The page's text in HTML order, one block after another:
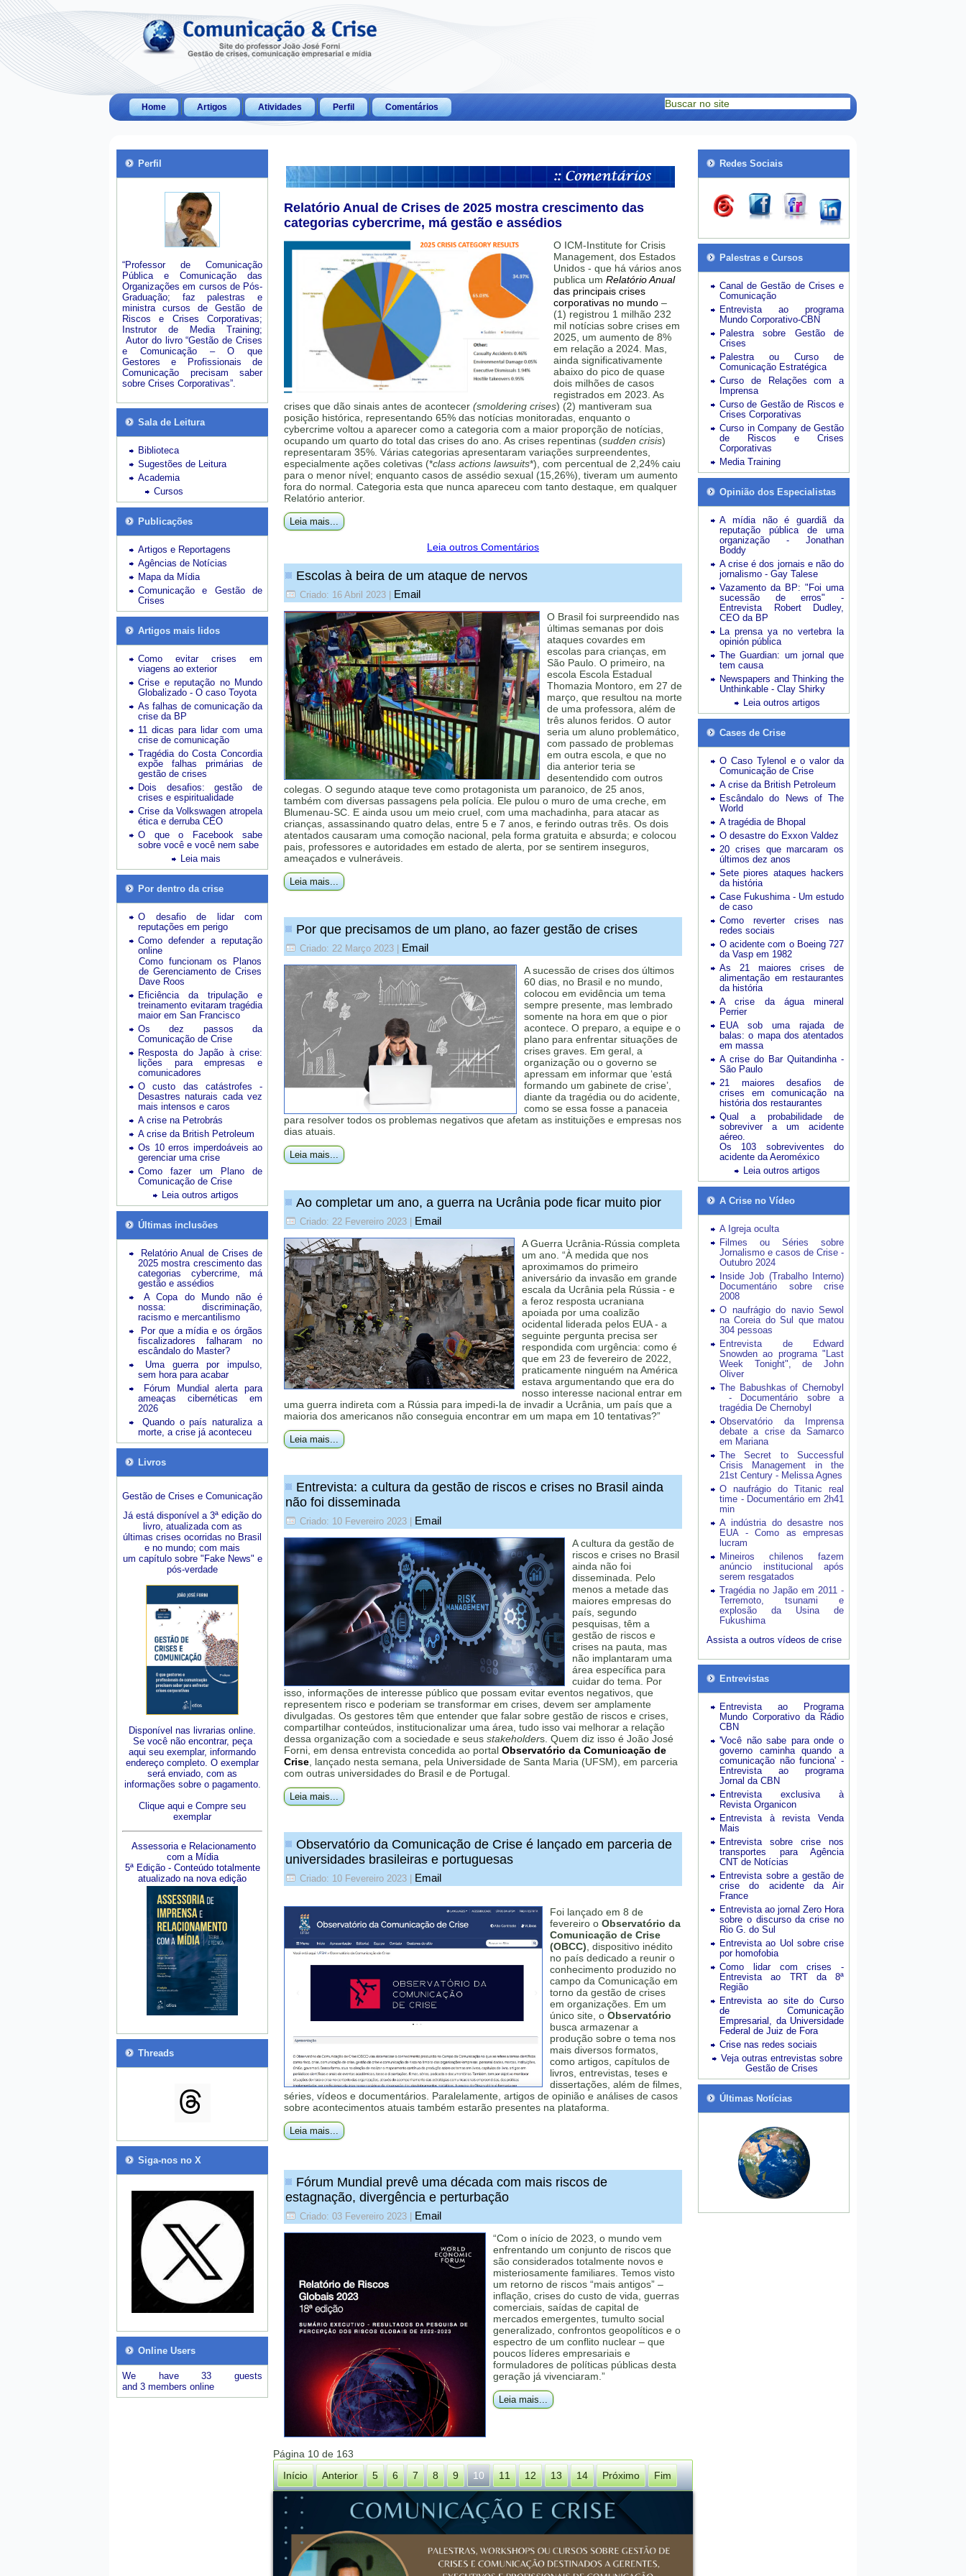
Home Artigos Atividades Perfil Comentários
Perfil
“Professor de Comunicação
Pública e Comunicação das
Organizações em cursos de Pós-
Graduação; faz palestras e
ministra cursos de Gestão de
Riscos e Crises Corporativas;
Instrutor de Media Training;
Autor do livro “Gestão de Crises
e Comunicação – O que
Gestores e Profissionais de
Comunicação precisam saber
sobre Crises Corporativas”.
Sala de Leitura
Biblioteca
Sugestões de Leitura
Academia
Cursos
Publicações
Artigos e Reportagens
Agências de Notícias
Mapa da Mídia
Comunicação e Gestão de
Crises
Artigos mais lidos
Como evitar crises em
viagens ao exterior
Crise e reputação no Mundo
Globalizado - O caso Toyota
As falhas de comunicação da
crise da BP
11 dicas para lidar com uma
crise de comunicação
Tragédia do Costa Concordia
expõe falhas primárias de
gestão de crises
Dois desafios: gestão de
crises e espiritualidade
Crise da Volkswagen atropela
ética e derruba CEO
O que o Facebook sabe
sobre você e você nem sabe
Leia mais
Por dentro da crise
O desafio de lidar com
reputações em perigo
Como defender a reputação
online
Como funcionam os Planos
de Gerenciamento de Crises
Dave Roos
Eficiência da tripulação e
treinamento evitaram tragédia
maior em San Francisco
Os dez passos da
Comunicação de Crise
Resposta do Japão à crise:
lições para empresas e
comunicadores
O custo das catástrofes -
Desastres naturais cada vez
mais intensos e caros
A crise na Petrobrás
A crise da British Petroleum
Os 10 erros imperdoáveis ao
gerenciar uma crise
Como fazer um Plano de
Comunicação de Crise
Leia outros artigos
Últimas inclusões
Relatório Anual de Crises de
2025 mostra crescimento das
categorias cybercrime, má
gestão e assédios
A Copa do Mundo não é
nossa: discriminação,
racismo e mercantilismo
Por que a mídia e os órgãos
fiscalizadores falharam no
escândalo do Master?
Uma guerra por impulso,
sem hora para acabar
Fórum Mundial alerta para
ameaças cibernéticas em
2026
Quando o país naturaliza a
morte, a crise já aconteceu
Livros
Gestão de Crises e Comunicação
Já está disponível a 3ª edição do
livro, atualizada com as
últimas crises ocorridas no Brasil
e no mundo; com mais
um capítulo sobre "Fake News" e
pós-verdade
Disponível nas livrarias online.
Se você não encontrar, peça
aqui seu exemplar, informando
endereço completo. O exemplar
será enviado, com as
informações sobre o pagamento.
Clique aqui e Compre seu
exemplar
Assessoria e Relacionamento
com a Mídia
5ª Edição - Conteúdo totalmente
atualizado na nova edição
Threads
Siga-nos no X
Online Users
We have 33 guests
and 3 members online
Relatório Anual de Crises de 2025 mostra crescimento das
categorias cybercrime, má gestão e assédios
O ICM-Institute for Crisis
Management, dos Estados
Unidos - que há vários anos
publica um Relatório Anual
das principais crises
corporativas no mundo –
(1) registrou 1 milhão 232
mil notícias sobre crises em
2025, um aumento de 8%
em relação a 2024. Mas,
ainda significativamente
abaixo do pico de quase
dois milhões de casos
registrados em 2023. As
crises que dão sinais antes de acontecer (smoldering crises) (2) mantiveram sua
posição histórica, representando 65% das notícias monitoradas, enquanto o
cybercrime voltou a aparecer como a categoria com a maior proporção de notícias,
ocupando um quarto do total das crises do ano. As crises repentinas (sudden crisis)
representaram 35%. Várias categorias apresentaram variações surpreendentes,
especialmente ações coletivas (*class actions lawsuits*), com percentual de 2,24% caiu
para o menor nível; enquanto casos de assédio sexual (15,26%), tiveram um aumento
fora do normal. Categoria esta que nunca apareceu com tanto destaque, em qualquer
Relatório anterior.
Leia mais...
Leia outros Comentários
Escolas à beira de um ataque de nervos
Criado: 16 Abril 2023 Email
O Brasil foi surpreendido nas
últimas semanas por dois
ataques covardes em
escolas para crianças, em
São Paulo. O primeiro, na
escola Escola Estadual
Thomazia Montoro, em 27 de
março, que resultou na morte
de uma professora, além de
três alunos feridos. O autor
seria um aluno problemático,
com passado de problemas
em outra escola, e que no
dia anterior teria se
desentendido com outros
colegas. O segundo ataque teve como protagonista um paranoico, de 25 anos,
também com diversas passagens pela polícia. Ele pulou o muro de uma creche, em
Blumenau-SC. E ainda usou um meio cruel, com uma machadinha, para atacar as
crianças, assassinando quatro delas, entre 5 e 7 anos, e ferindo outras três. Os dois
atentados causaram uma comoção nacional, pela forma gratuita e absurda; e colocou
pais, professores e autoridades em estado de alerta, por se sentirem inseguros,
ameaçados e vulneráveis.
Leia mais...
Por que precisamos de um plano, ao fazer gestão de crises
Criado: 22 Março 2023 Email
A sucessão de crises dos últimos
60 dias, no Brasil e no mundo,
colocou em evidência um tema
sempre presente, mas lembrado
somente na hora em que o pior
acontece. O preparo, a equipe e o
plano para enfrentar situações de
crises graves. Em geral, a
organização ou o governo se
apressam em informar que ‘está
formando um gabinete de crise’,
diante da tragédia ou do acidente,
como se essa fosse a panaceia
para resolver todos os problemas negativos que afetam as instituições e empresas nos
dias atuais.
Leia mais...
Ao completar um ano, a guerra na Ucrânia pode ficar muito pior
Criado: 22 Fevereiro 2023 Email
A Guerra Ucrânia-Rússia completa
um ano. “À medida que nos
aproximamos do primeiro
aniversário da invasão em grande
escala da Ucrânia pela Rússia - e
a feroz resposta ucraniana
apoiada por uma coalizão
ocidental liderada pelos EUA - a
seguinte pergunta precisa ser
respondida com urgência: como é
que em 23 de fevereiro de 2022,
praticamente ninguém na América
estava argumentando que era do
nosso interesse nacional entrar em
uma guerra indireta com a Rússia para impedi-la de invadir a Ucrânia, um país que a
maioria dos americanos não conseguia encontrar em um mapa em 10 tentativas?”
Leia mais...
Entrevista: a cultura da gestão de riscos e crises no Brasil ainda
não foi disseminada
Criado: 10 Fevereiro 2023 Email
A cultura da gestão de
riscos e crises no Brasil
ainda não foi
disseminada. Pelo
menos a metade das
maiores empresas do
país, segundo
pesquisas, têm a
gestão de riscos e
crises na pauta, mas
não implantaram uma
área específica para
cuidar do tema. Por
isso, informações de interesse público que possam evitar eventos negativos, que
representem risco e poderiam se transformar em crises, devem ser amplamente
divulgadas. Os gestores têm que entender que falar sobre gestão de riscos e crises,
compartilhar conteúdos, institucionalizar uma área, tudo isso vai melhorar a relação
dessa organização com a sociedade e seus stakeholders. Quem diz isso é João José
Forni, em densa entrevista concedida ao portal Observatório da Comunicação de
Crise , lançado nesta semana, pela Universidade de Santa Maria (UFSM), em parceria
com outras universidades do Brasil e de Portugal.
Leia mais...
Observatório da Comunicação de Crise é lançado em parceria de
universidades brasileiras e portuguesas
Criado: 10 Fevereiro 2023 Email
Foi lançado em 8 de
fevereiro o Observatório da
Comunicação de Crise
(OBCC) , dispositivo inédito
no país dedicado a reunir o
conhecimento produzido no
campo da Comunicação em
torno da gestão de crises
em organizações. Em um
único site, o Observatório
busca armazenar a
produção sobre o tema nos
mais diversos formatos,
como artigos, capítulos de
livros, entrevistas, teses e
dissertações, além de filmes,
séries, vídeos e documentários. Paralelamente, artigos de opinião e análises de casos
sobre acontecimentos atuais também estarão presentes na plataforma.
Leia mais...
Fórum Mundial prevê uma década com mais riscos de
estagnação, divergência e perturbação
Criado: 03 Fevereiro 2023 Email
“Com o início de 2023, o mundo vem
enfrentando um conjunto de riscos que
são considerados totalmente novos e
misteriosamente familiares. Temos visto
um retorno de riscos “mais antigos” –
inflação, crises do custo de vida, guerras
comerciais, saídas de capital de
mercados emergentes, tumulto social
generalizado, confrontos geopolíticos e o
espectro de um conflito nuclear – que
poucos líderes empresariais e
formuladores de políticas públicas desta
geração já vivenciaram.”
Leia mais...
Página 10 de 163
Início
Anterior 5 6 7 8 9 10 11 12 13 14 Próximo Fim
Redes Sociais
Palestras e Cursos
Canal de Gestão de Crises e
Comunicação
Entrevista ao programa
Mundo Corporativo-CBN
Palestra sobre Gestão de
Crises
Palestra ou Curso de
Comunicação Estratégica
Curso de Relações com a
Imprensa
Curso de Gestão de Riscos e
Crises Corporativas
Curso in Company de Gestão
de Riscos e Crises
Corporativas
Media Training
Opinião dos Especialistas
A mídia não é guardiã da
reputação pública de uma
organização - Jonathan
Boddy
A crise é dos jornais e não do
jornalismo - Gay Talese
Vazamento da BP: "Foi uma
sucessão de erros" -
Entrevista Robert Dudley,
CEO da BP
La prensa ya no vertebra la
opinión pública
The Guardian: um jornal que
tem causa
Newspapers and Thinking the
Unthinkable - Clay Shirky
Leia outros artigos
Cases de Crise
O Caso Tylenol e o valor da
Comunicação de Crise
A crise da British Petroleum
Escândalo do News of The
World
A tragédia de Bhopal
O desastre do Exxon Valdez
20 crises que marcaram os
últimos dez anos
Sete piores ataques hackers
da história
Case Fukushima - Um estudo
de caso
Como reverter crises nas
redes sociais
O acidente com o Boeing 727
da Vasp em 1982
As 21 maiores crises de
alimentação em restaurantes
da história
A crise da água mineral
Perrier
EUA sob uma rajada de
balas: o mapa dos atentados
em massa
A crise do Bar Quitandinha -
São Paulo
21 maiores desafios de
crises em comunicação na
história dos restaurantes
Qual a probabilidade de
sobreviver a um acidente
aéreo.
Os 103 sobreviventes do
acidente da Aeroméxico
Leia outros artigos
A Crise no Vídeo
A Igreja oculta
Filmes ou Séries sobre
Jornalismo e casos de Crise -
Outubro 2024
Inside Job (Trabalho Interno)
Documentário sobre crise
2008
O naufrágio do navio Sewol
na Coreia do Sul que matou
304 pessoas
Entrevista de Edward
Snowden ao programa "Last
Week Tonight", de John
Oliver
The Babushkas of Chernobyl
- Documentário sobre a
tragédia De Chernobyl
Observatório da Imprensa
debate a crise da Samarco
em Mariana
The Secret to Successful
Crisis Management in the
21st Century - Melissa Agnes
O naufrágio do Titanic real
time - Documentário em 2h41
min
A indústria do desastre nos
EUA - Como as empresas
lucram
Mineiros chilenos fazem
anúncio institucional após
serem resgatados
Tragédia no Japão em 2011 -
Terremoto, tsunami e
explosão da Usina de
Fukushima
Assista a outros vídeos de crise
Entrevistas
Entrevista ao Programa
Mundo Corporativo da Rádio
CBN
'Você não sabe para onde o
governo caminha quando a
comunicação não funciona' -
Entrevista ao programa
Jornal da CBN
Entrevista exclusiva à
Revista Organicon
Entrevista à revista Venda
Mais
Entrevista sobre crise nos
transportes para Agência
CNT de Notícias
Entrevista sobre a gestão de
crise do acidente da Air
France
Entrevista ao jornal Zero Hora
sobre o discurso da crise no
Rio G. do Sul
Entrevista ao Uol sobre crise
por homofobia
Como lidar com crises -
Entrevista ao TRT da 8ª
Região
Entrevista ao site do Curso
de Comunicação
Empresarial, da Universidade
Federal de Juiz de Fora
Crise nas redes sociais
Veja outras entrevistas sobre
Gestão de Crises
Últimas Notícias